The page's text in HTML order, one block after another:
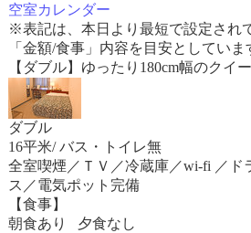
空室カレンダー
※表記は、本日より最短で設定され
「金額/食事」内容を目安としていま
【ダブル】ゆったり180cm幅のク
ダブル
16平米/ バス・トイレ無
全室喫煙／ＴＶ／冷蔵庫／wi-fi ／ド
ス／電気ポット完備
【食事】
朝食あり 夕食なし